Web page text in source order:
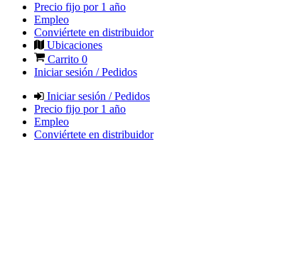
Precio fijo por 1 año
Empleo
Conviértete en distribuidor
Ubicaciones
Carrito 0
Iniciar sesión / Pedidos
Iniciar sesión / Pedidos
Precio fijo por 1 año
Empleo
Conviértete en distribuidor